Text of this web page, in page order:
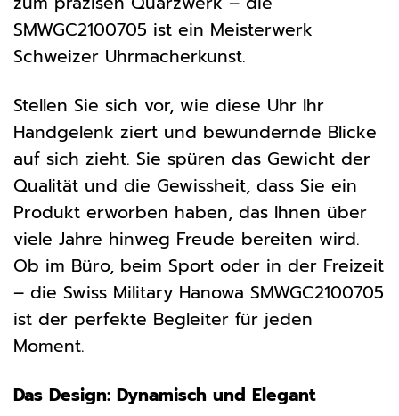
SMWGC2100705 ist ein Meisterwerk
Schweizer Uhrmacherkunst.
Stellen Sie sich vor, wie diese Uhr Ihr
Handgelenk ziert und bewundernde Blicke
auf sich zieht. Sie spüren das Gewicht der
Qualität und die Gewissheit, dass Sie ein
Produkt erworben haben, das Ihnen über
viele Jahre hinweg Freude bereiten wird.
Ob im Büro, beim Sport oder in der Freizeit
– die Swiss Military Hanowa SMWGC2100705
ist der perfekte Begleiter für jeden
Moment.
Das Design: Dynamisch und Elegant